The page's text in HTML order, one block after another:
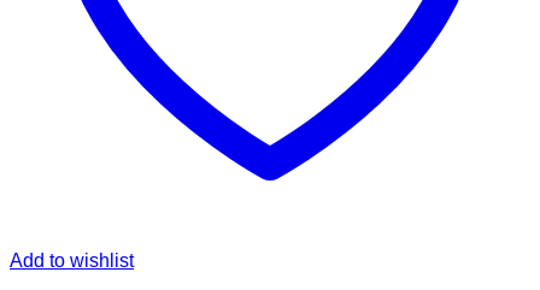
Add to wishlist